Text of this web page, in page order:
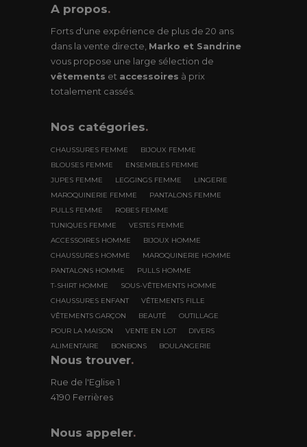
A propos.
Forts d'une expérience de plus de 20 ans
dans la vente directe, Marko et Sandrine
vous propose une large sélection de
vêtements et accessoires à prix
totalement cassés.
Nos catégories.
CHAUSSURES FEMME
BIJOUX FEMME
BLOUSES FEMME
ENSEMBLES FEMME
JUPES FEMME
LEGGINGS FEMME
LINGERIE
MAROQUINERIE FEMME
PANTALONS FEMME
PULLS FEMME
ROBES FEMME
TUNIQUES FEMME
VESTES FEMME
ACCESSOIRES HOMME
BIJOUX HOMME
CHAUSSURES HOMME
MAROQUINERIE HOMME
PANTALONS HOMME
PULLS HOMME
T-SHIRT HOMME
SOUS-VÊTEMENTS HOMME
CHAUSSURES ENFANT
VÊTEMENTS FILLE
VÊTEMENTS GARÇON
BEAUTÉ
OUTILLAGE
POUR LA MAISON
VENTE EN LOT
DIVERS
ALIMENTAIRE
BONBONS BOULANGERIE
Nous trouver.
Rue de l'Eglise 1
4190 Ferrières
Nous appeler.